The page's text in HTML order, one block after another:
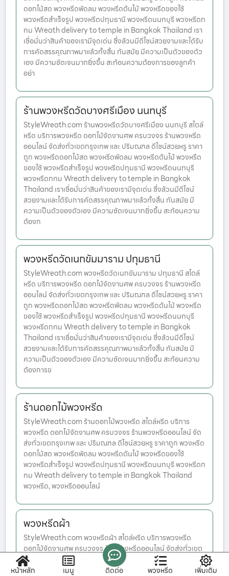
ดอกไม้สด พวงหรีดพัดลม พวงหรีดต้นไม้ พวงหรีดของใช้
พวงหรีดสำเร็จรูป พวงหรีดปทุมธานี พวงหรีดนนทบุรี พวงหรีดก
ทม Wreath delivery to temple in Bangkok Thailand เรา
เชื่อมั่นว่าสินค้าของเรามีจุดเด่น ซึ่งล้วนมีดีไซน์สวยงามและได้รับ
การคัดสรรคุณภาพมาแล้วทั้งสิ้น ทันสมัย มีความเป็นตัวของตัว
เอง มีความชัดเจนมากยิ่งขึ้น สะท้อนความต้องการของลูกค้า
อย่า
ร้านพวงหรีดวัดบางศรีเมือง นนทบุรี
StyleWreath.com ร้านพวงหรีดวัดบางศรีเมือง นนทบุรี สไตล์
หรีด บริการพวงหรีด ดอกไม้จัดงานศพ ครบวงจร ร้านพวงหรีด
ออนไลน์ จัดส่งทั่วเขตกรุงเทพ และ ปริมณฑล ดีไซน์สวยหรู ราคา
ถูก พวงหรีดดอกไม้สด พวงหรีดพัดลม พวงหรีดต้นไม้ พวงหรีด
ของใช้ พวงหรีดสำเร็จรูป พวงหรีดปทุมธานี พวงหรีดนนทบุรี
พวงหรีดกทม Wreath delivery to temple in Bangkok
Thailand เราเชื่อมั่นว่าสินค้าของเรามีจุดเด่น ซึ่งล้วนมีดีไซน์
สวยงามและได้รับการคัดสรรคุณภาพมาแล้วทั้งสิ้น ทันสมัย มี
ความเป็นตัวของตัวเอง มีความชัดเจนมากยิ่งขึ้น สะท้อนความ
ต้องก
พวงหรีดวัดเนกขัมมาราม ปทุมธานี
StyleWreath.com พวงหรีดวัดเนกขัมมาราม ปทุมธานี สไตล์
หรีด บริการพวงหรีด ดอกไม้จัดงานศพ ครบวงจร ร้านพวงหรีด
ออนไลน์ จัดส่งทั่วเขตกรุงเทพ และ ปริมณฑล ดีไซน์สวยหรู ราคา
ถูก พวงหรีดดอกไม้สด พวงหรีดพัดลม พวงหรีดต้นไม้ พวงหรีด
ของใช้ พวงหรีดสำเร็จรูป พวงหรีดปทุมธานี พวงหรีดนนทบุรี
พวงหรีดกทม Wreath delivery to temple in Bangkok
Thailand เราเชื่อมั่นว่าสินค้าของเรามีจุดเด่น ซึ่งล้วนมีดีไซน์
สวยงามและได้รับการคัดสรรคุณภาพมาแล้วทั้งสิ้น ทันสมัย มี
ความเป็นตัวของตัวเอง มีความชัดเจนมากยิ่งขึ้น สะท้อนความ
ต้องการข
ร้านดอกไม้พวงหรีด
StyleWreath.com ร้านดอกไม้พวงหรีด สไตล์หรีด บริการ
พวงหรีด ดอกไม้จัดงานศพ ครบวงจร ร้านพวงหรีดออนไลน์ จัด
ส่งทั่วเขตกรุงเทพ และ ปริมณฑล ดีไซน์สวยหรู ราคาถูก พวงหรีด
ดอกไม้สด พวงหรีดพัดลม พวงหรีดต้นไม้ พวงหรีดของใช้
พวงหรีดสำเร็จรูป พวงหรีดปทุมธานี พวงหรีดนนทบุรี พวงหรีดก
ทม Wreath delivery to temple in Bangkok Thailand
พวงหรีด, พวงหรีดออนไลน์
พวงหรีดผ้า
StyleWreath.com พวงหรีดผ้า สไตล์หรีด บริการพวงหรีด
ดอกไม้จัดงานศพ ครบวงจร ร้านพวงหรีดออนไลน์ จัดส่งทั่วเขต
กรุงเทพ และ ปริมณฑล ดีไซน์สวยหรู ราคาถูก พวงหรีดดอกไม้สด
พวงหรีดพัดลม พวงหรีดต้นไม้ พวงหรีดของใช้ พวงหรีดสำเร็จรูป
หน้าหลัก เมนู ติดต่อ พวงหรีด เพิ่มเติม